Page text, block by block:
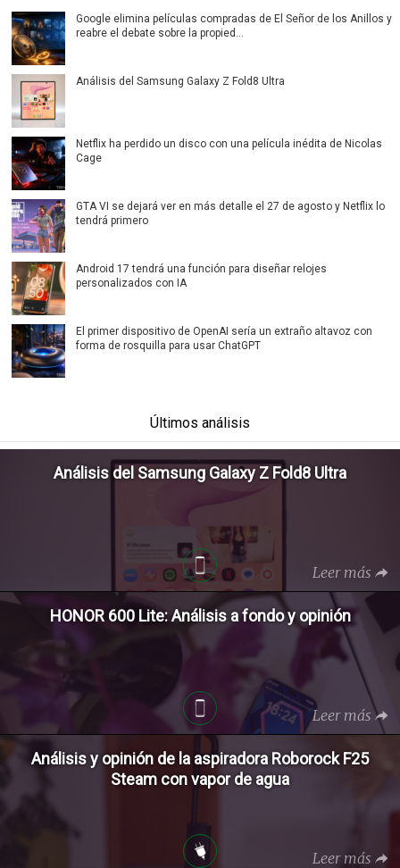
Google elimina películas compradas de El Señor de los Anillos y
reabre el debate sobre la propied...
Análisis del Samsung Galaxy Z Fold8 Ultra
Netflix ha perdido un disco con una película inédita de Nicolas
Cage
GTA VI se dejará ver en más detalle el 27 de agosto y Netflix lo
tendrá primero
Android 17 tendrá una función para diseñar relojes
personalizados con IA
El primer dispositivo de OpenAI sería un extraño altavoz con
forma de rosquilla para usar ChatGPT
Últimos análisis
Análisis del Samsung Galaxy Z Fold8 Ultra
Leer más
HONOR 600 Lite: Análisis a fondo y opinión
Leer más
Análisis y opinión de la aspiradora Roborock F25
Steam con vapor de agua
Leer más